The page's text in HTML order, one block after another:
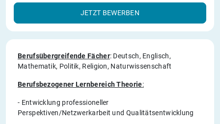
JETZT BEWERBEN
Berufsübergreifende Fächer: Deutsch, Englisch,
Mathematik, Politik, Religion, Naturwissenschaft
Berufsbezogener Lernbereich Theorie:
- Entwicklung professioneller
Perspektiven/Netzwerkarbeit und Qualitätsentwicklung